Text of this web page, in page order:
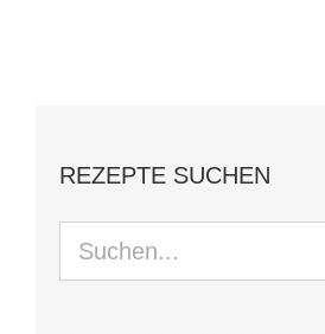
REZEPTE SUCHEN
Suche
nach: